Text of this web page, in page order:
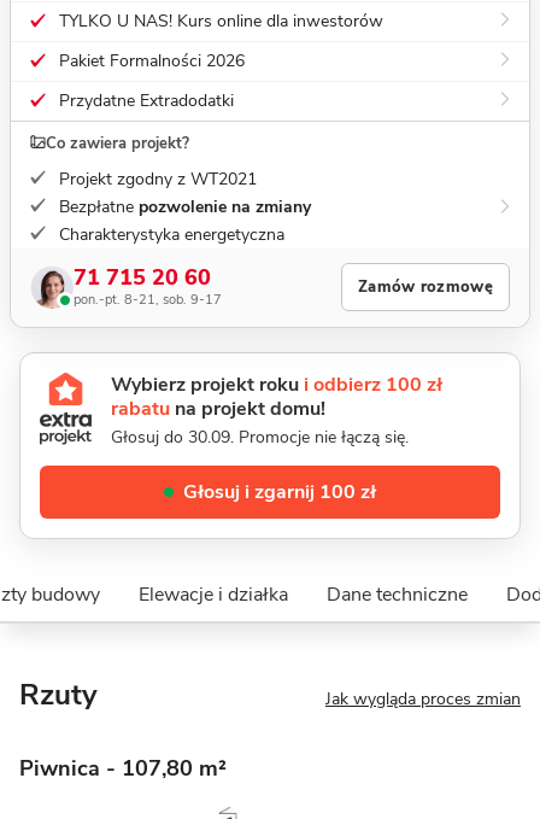
TYLKO U NAS! Kurs online dla inwestorów
Pakiet Formalności 2026
Przydatne Extradodatki
Co zawiera projekt?
Projekt zgodny z WT2021
Bezpłatne pozwolenie na zmiany
Charakterystyka energetyczna
71 715 20 60
pon.-pt. 8-21, sob. 9-17
Zamów rozmowę
Wybierz projekt roku i odbierz 100 zł
rabatu na projekt domu!
Głosuj do 30.09. Promocje nie łączą się.
Głosuj i zgarnij 100 zł
budowy Elewacje i działka Dane techniczne
Rzuty Jak wygląda proces zmian
Piwnica - 107,80 m²